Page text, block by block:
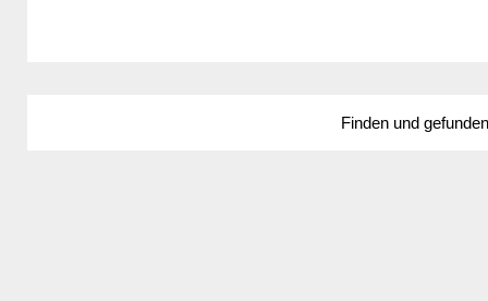
Finden und